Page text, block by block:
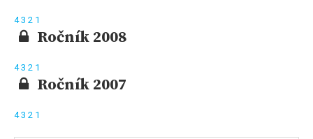
43 2 1
Ročník 2008
43 2 1
Ročník 2007
43 2 1